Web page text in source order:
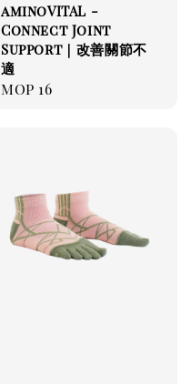
aminoVITAL -
Connect Joint
Support｜改善關節不
適
Regular
MOP 16